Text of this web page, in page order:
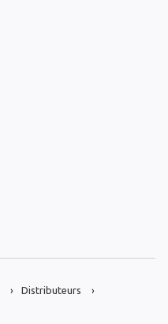
Distributeurs